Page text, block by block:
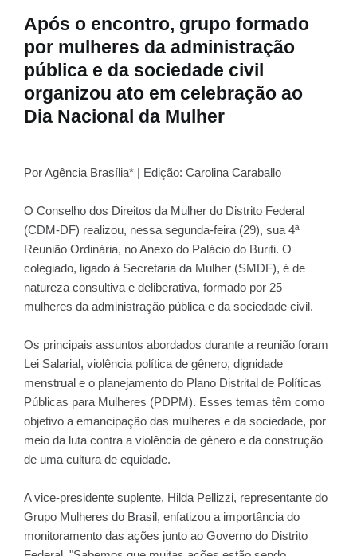
Após o encontro, grupo formado
por mulheres da administração
pública e da sociedade civil
organizou ato em celebração ao
Dia Nacional da Mulher
Por Agência Brasília* | Edição: Carolina Caraballo
O Conselho dos Direitos da Mulher do Distrito Federal
(CDM-DF) realizou, nessa segunda-feira (29), sua 4ª
Reunião Ordinária, no Anexo do Palácio do Buriti. O
colegiado, ligado à Secretaria da Mulher (SMDF), é de
natureza consultiva e deliberativa, formado por 25
mulheres da administração pública e da sociedade civil.
Os principais assuntos abordados durante a reunião foram
Lei Salarial, violência política de gênero, dignidade
menstrual e o planejamento do Plano Distrital de Políticas
Públicas para Mulheres (PDPM). Esses temas têm como
objetivo a emancipação das mulheres e da sociedade, por
meio da luta contra a violência de gênero e da construção
de uma cultura de equidade.
A vice-presidente suplente, Hilda Pellizzi, representante do
Grupo Mulheres do Brasil, enfatizou a importância do
monitoramento das ações junto ao Governo do Distrito